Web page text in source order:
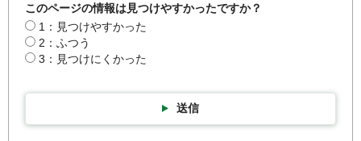
このページの情報は見つけやすかったですか？
1：見つけやすかった
2：ふつう
3：見つけにくかった
送信